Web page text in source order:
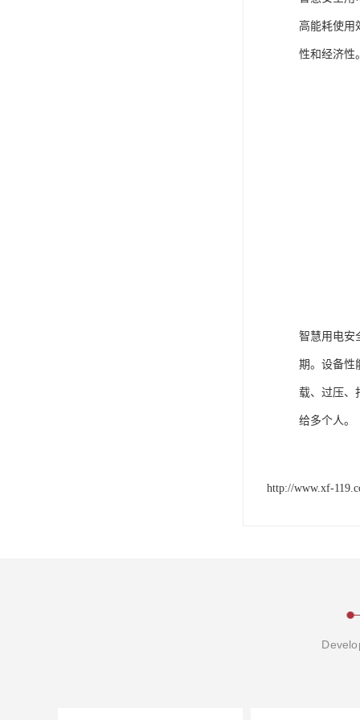
高能耗使用
性和经济性。
智慧用电安
期。设备性
载、过压、
给多个人。
http://www.xf-